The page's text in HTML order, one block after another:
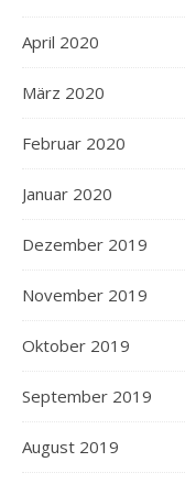
April 2020
März 2020
Februar 2020
Januar 2020
Dezember 2019
November 2019
Oktober 2019
September 2019
August 2019